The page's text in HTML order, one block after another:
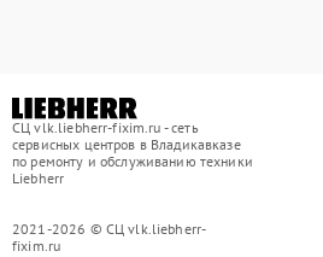
СЦ vlk.liebherr-fixim.ru - сеть
сервисных центров в Владикавказе
по ремонту и обслуживанию техники
Liebherr
2021-2026 © СЦ vlk.liebherr-
fixim.ru